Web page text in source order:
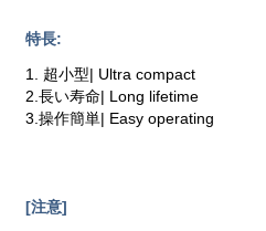
特長:
1. 超小型| Ultra compact
2.長い寿命| Long lifetime
3.操作簡単| Easy operating
[注意]